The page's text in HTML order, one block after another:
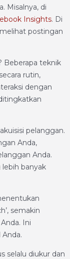
Misalnya, di
Insights. Di
postingan
Beberapa teknik
rutin,
dengan
pelanggan.
Anda,
Anda.
lebih banyak
semakin
Ini
selalu diukur dan